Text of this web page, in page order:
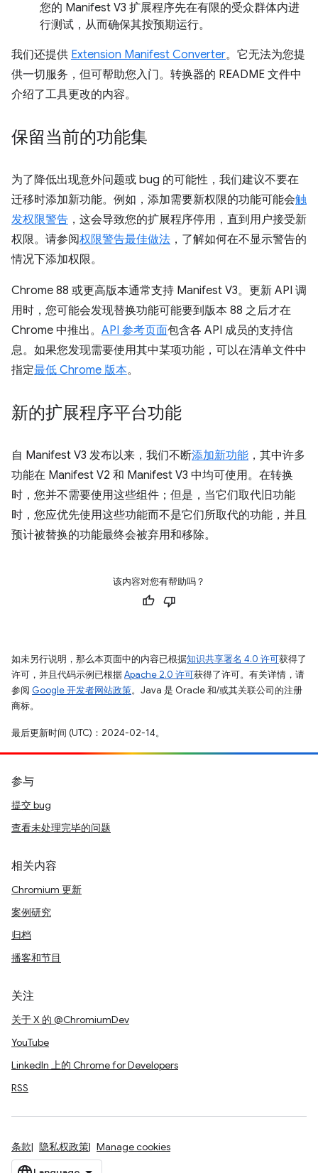
您的 Manifest V3 扩展程序先在有限的受众群体内进
行测试，从而确保其按预期运行。
我们还提供 Extension Manifest Converter。它无法为您提
供一切服务，但可帮助您入门。转换器的 README 文件中
介绍了工具更改的内容。
保留当前的功能集
为了降低出现意外问题或 bug 的可能性，我们建议不要在
迁移时添加新功能。例如，添加需要新权限的功能可能会触
发权限警告 ，这会导致您的扩展程序停用，直到用户接受新
权限。请参阅权限警告最佳做法 ，了解如何在不显示警告的
情况下添加权限。
Chrome 88 或更高版本通常支持 Manifest V3。更新 API 调
用时，您可能会发现替换功能可能要到版本 88 之后才在
Chrome 中推出。 API 参考页面包含各 API 成员的支持信
息。如果您发现需要使用其中某项功能，可以在清单文件中
指定最低 Chrome 版本。
新的扩展程序平台功能
自 Manifest V3 发布以来，我们不断添加新功能 ，其中许多
功能在 Manifest V2 和 Manifest V3 中均可使用。在转换
时，您并不需要使用这些组件；但是，当它们取代旧功能
时，您应优先使用这些功能而不是它们所取代的功能，并且
预计被替换的功能最终会被弃用和移除。
该内容对您有帮助吗？
如未另行说明，那么本页面中的内容已根据知识共享署名 4.0 许可获得了
许可，并且代码示例已根据Apache 2.0 许可获得了许可。有关详情，请
参阅 Google 开发者网站政策。Java 是 Oracle 和/或其关联公司的注册
商标。
最后更新时间 (UTC)：2024-02-14。
参与
提交 bug
查看未处理完毕的问题
相关内容
Chromium 更新
案例研究
归档
播客和节目
关注
关于 X 的 @ChromiumDev
YouTube
LinkedIn 上的 Chrome for Developers
RSS
条款 隐私权政策 Manage cookies